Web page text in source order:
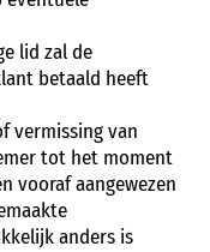
lid zal de
betaald heeft
vermissing van
tot het moment
vooraf aangewezen
anders is